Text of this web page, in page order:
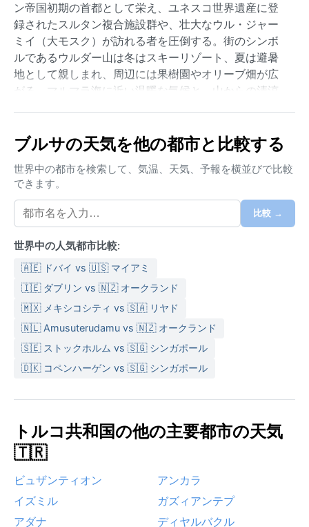
ン帝国初期の首都として栄え、ユネスコ世界遺産に登
録されたスルタン複合施設群や、壮大なウル・ジャー
ミイ（大モスク）が訪れる者を圧倒する。街のシンボ
ルであるウルダー山は冬はスキーリゾート、夏は避暑
地として親しまれ、周辺には果樹園やオリーブ畑が広
がる。マルマラ海に近い温暖な気候と、山からの清涼
に属するブルサは、夏は暑く乾燥し、気温が30度を超
える日が続く。冬は冷涼で湿潤、平均気温は5度前後ま
で下がり、ウルダー山では豊富な降雪が見られる。年
間降水量は約700ミリで、秋から春にかけてが雨季と
なり、特に12月と1月は曇りがち。湿度は夏場は低めだ
が、冬は高めで、肌寒さを感じる。春と秋は過ごしや
すいが、変わりやすい天候に注意。服装は夏は薄手の
綿素材、冬は防寒着と防水シューズが推奨される。
旅行のベストシーズンは春（4～5月）と秋（9～10
月）。気温は穏やかで、街歩きに最適だ。夏は暑さが
厳しいが、ウルダー山へ避暑に出かけるのも良い。冬
はスキー目的なら最適期だが、市街地では霧や凍結に
注意が必要。地中海性気候ゆえハリケーンはまれだ
が、まれに寒波による大雪が交通を乱すこともある。
朝霧が発生し、幻想的な風景を作り出す。
ブルサの天気を他の都市と比較する
世界中の都市を検索して、気温、天気、予報を横並びで比較
できます。
比較 →
世界中の人気都市比較:
🇦🇪 ドバイ vs 🇺🇸 マイアミ
🇮🇪 ダブリン vs 🇳🇿 オークランド
🇲🇽 メキシコシティ vs 🇸🇦 リヤド
🇳🇱 Amusuterudamu vs 🇳🇿 オークランド
🇸🇪 ストックホルム vs 🇸🇬 シンガポール
🇩🇰 コペンハーゲン vs 🇸🇬 シンガポール
トルコ共和国の他の主要都市の天気
🇹🇷
ビュザンティオン
アンカラ
イズミル
ガズィアンテプ
アダナ
ディヤルバクル